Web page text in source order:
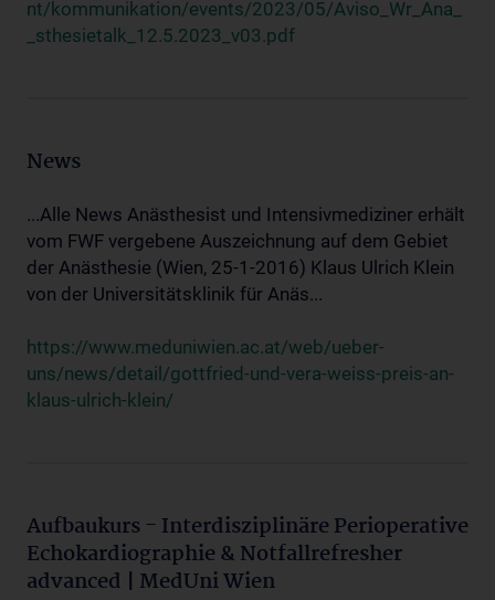
nt/kommunikation/events/2023/05/Aviso_Wr_Ana_
_sthesietalk_12.5.2023_v03.pdf
News
...Alle News Anästhesist und Intensivmediziner erhält
vom FWF vergebene Auszeichnung auf dem Gebiet
der Anästhesie (Wien, 25-1-2016) Klaus Ulrich Klein
von der Universitätsklinik für Anäs...
https://www.meduniwien.ac.at/web/ueber-
uns/news/detail/gottfried-und-vera-weiss-preis-an-
klaus-ulrich-klein/
Aufbaukurs - Interdisziplinäre Perioperative
Echokardiographie & Notfallrefresher
advanced | MedUni Wien